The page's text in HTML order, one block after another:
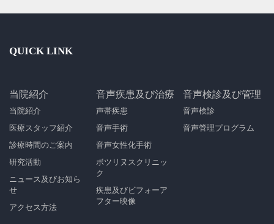
QUICK LINK
当院紹介
当院紹介
医療スタッフ紹介
診療時間のご案内
研究活動
ニュース及びお知ら
せ
アクセス方法
音声疾患及び治療
声帯疾患
音声手術
音声女性化手術
ボツリヌスクリニッ
ク
疾患及びビフォーア
フター映像
音声検診及び管理
音声検診
音声管理プログラム